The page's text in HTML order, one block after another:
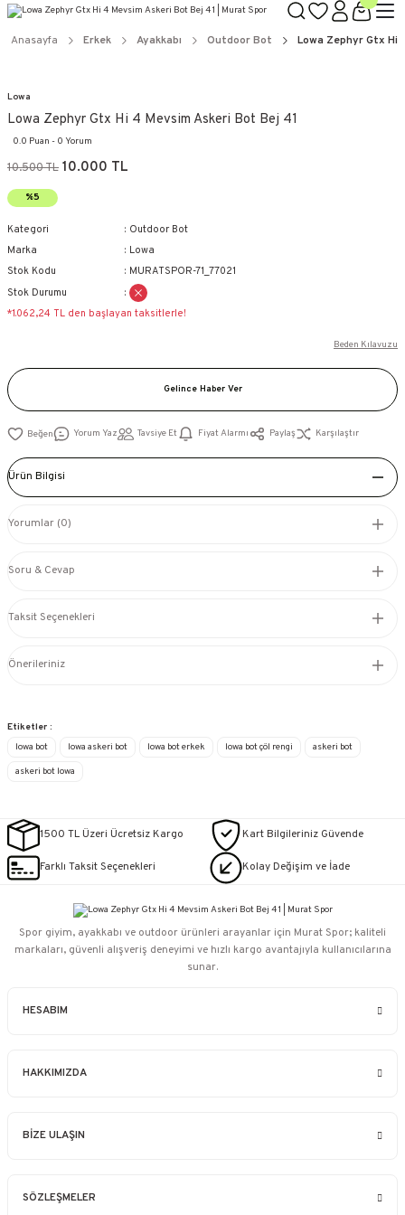
Anasayfa Erkek Ayakkabı Outdoor Bot Lowa Zephyr Gtx Hi
Lowa
Lowa Zephyr Gtx Hi 4 Mevsim Askeri Bot Bej 41
0.0 Puan - 0 Yorum
10.500 TL 10.000 TL
%5
Kategori
Outdoor Bot
Marka
Lowa
Stok Kodu
MURATSPOR-71_77021
Stok Durumu
*1.062,24 TL den başlayan taksitlerle!
Beden Kılavuzu
Gelince Haber Ver
Yorum Yaz Tavsiye Et Fiyat Alarmı Paylaş Karşılaştır
Ürün Bilgisi
Yorumlar (0)
Soru & Cevap
Taksit Seçenekleri
Önerileriniz
Etiketler :
lowa bot
lowa askeri bot lowa bot erkek lowa bot çöl rengi askeri bot
askeri bot lowa
1500 TL Üzeri Ücretsiz Kargo Kart Bilgileriniz Güvende
Farklı Taksit Seçenekleri Kolay Değişim ve İade
HESABIM
HAKKIMIZDA
BİZE ULAŞIN
SÖZLEŞMELER
Spor giyim, ayakkabı ve outdoor ürünleri arayanlar için Murat Spor; kaliteli
markaları, güvenli alışveriş deneyimi ve hızlı kargo avantajıyla kullanıcılarına
sunar.